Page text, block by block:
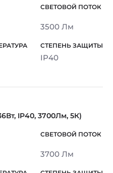
3500 Лм
IP40
IP40, 3700Лм, 5К)
3700 Лм